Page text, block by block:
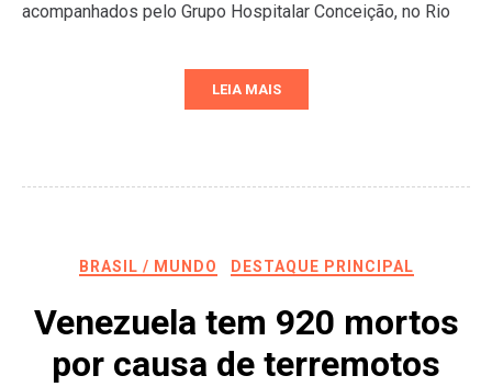
acompanhados pelo Grupo Hospitalar Conceição, no Rio
LEIA MAIS
BRASIL / MUNDO DESTAQUE PRINCIPAL
Venezuela tem 920 mortos
por causa de terremotos